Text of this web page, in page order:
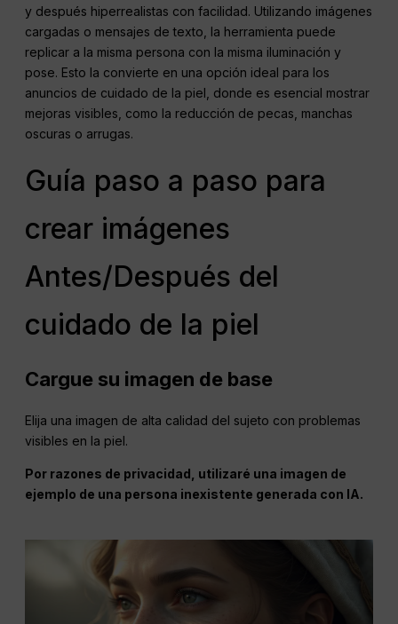
y después hiperrealistas con facilidad. Utilizando imágenes
cargadas o mensajes de texto, la herramienta puede
replicar a la misma persona con la misma iluminación y
pose. Esto la convierte en una opción ideal para los
anuncios de cuidado de la piel, donde es esencial mostrar
mejoras visibles, como la reducción de pecas, manchas
oscuras o arrugas.
Guía paso a paso para
crear imágenes
Antes/Después del
cuidado de la piel
Cargue su imagen de base
Elija una imagen de alta calidad del sujeto con problemas
visibles en la piel.
Por razones de privacidad, utilizaré una imagen de
ejemplo de una persona inexistente generada con IA.